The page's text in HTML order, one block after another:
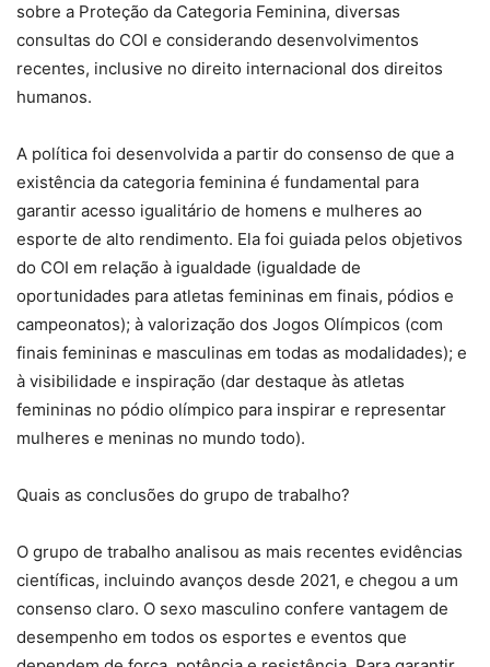
sobre a Proteção da Categoria Feminina, diversas
consultas do COI e considerando desenvolvimentos
recentes, inclusive no direito internacional dos direitos
humanos.
A política foi desenvolvida a partir do consenso de que a
existência da categoria feminina é fundamental para
garantir acesso igualitário de homens e mulheres ao
esporte de alto rendimento. Ela foi guiada pelos objetivos
do COI em relação à igualdade (igualdade de
oportunidades para atletas femininas em finais, pódios e
campeonatos); à valorização dos Jogos Olímpicos (com
finais femininas e masculinas em todas as modalidades); e
à visibilidade e inspiração (dar destaque às atletas
femininas no pódio olímpico para inspirar e representar
mulheres e meninas no mundo todo).
Quais as conclusões do grupo de trabalho?
O grupo de trabalho analisou as mais recentes evidências
científicas, incluindo avanços desde 2021, e chegou a um
consenso claro. O sexo masculino confere vantagem de
desempenho em todos os esportes e eventos que